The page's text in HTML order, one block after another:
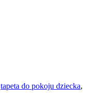
tapeta do pokoju dziecka,